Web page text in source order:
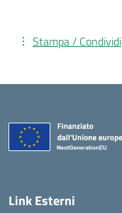
Stampa / Condividi
Link Esterni